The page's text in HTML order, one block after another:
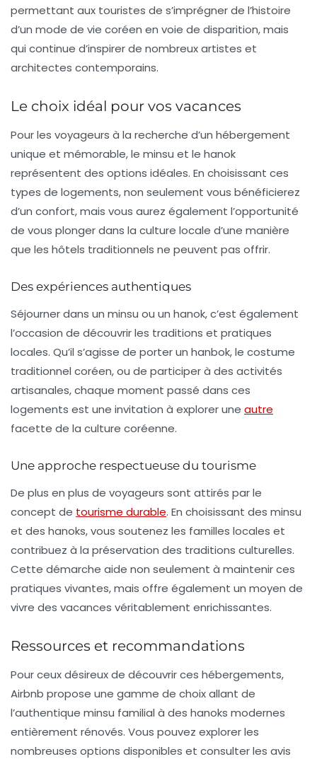
permettant aux touristes de s’imprégner de l’histoire
d’un mode de vie coréen en voie de disparition, mais
qui continue d’inspirer de nombreux artistes et
architectes contemporains.
Le choix idéal pour vos vacances
Pour les voyageurs à la recherche d’un hébergement
unique et mémorable, le minsu et le hanok
représentent des options idéales. En choisissant ces
types de logements, non seulement vous bénéficierez
d’un confort, mais vous aurez également l’opportunité
de vous plonger dans la culture locale d’une manière
que les hôtels traditionnels ne peuvent pas offrir.
Des expériences authentiques
Séjourner dans un minsu ou un hanok, c’est également
l’occasion de découvrir les traditions et pratiques
locales. Qu’il s’agisse de porter un hanbok, le costume
traditionnel coréen, ou de participer à des activités
artisanales, chaque moment passé dans ces
logements est une invitation à explorer une autre
facette de la culture coréenne.
Une approche respectueuse du tourisme
De plus en plus de voyageurs sont attirés par le
concept de tourisme durable. En choisissant des minsu
et des hanoks, vous soutenez les familles locales et
contribuez à la préservation des traditions culturelles.
Cette démarche aide non seulement à maintenir ces
pratiques vivantes, mais offre également un moyen de
vivre des vacances véritablement enrichissantes.
Ressources et recommandations
Pour ceux désireux de découvrir ces hébergements,
Airbnb propose une gamme de choix allant de
l’authentique minsu familial à des hanoks modernes
entièrement rénovés. Vous pouvez explorer les
nombreuses options disponibles et consulter les avis